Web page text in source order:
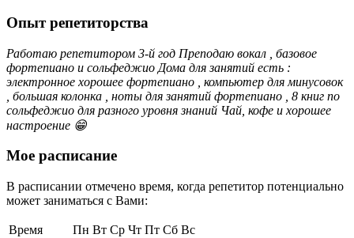
Опыт репетиторства
Работаю репетитором 3-й год Преподаю вокал , базовое
фортепиано и сольфеджио Дома для занятий есть :
электронное хорошее фортепиано , компьютер для минусовок
, большая колонка , ноты для занятий фортепиано , 8 книг по
сольфеджио для разного уровня знаний Чай, кофе и хорошее
настроение 😁
Мое расписание
В расписании отмечено время, когда репетитор потенциально
может заниматься с Вами:
Время Пн Вт Ср Чт Пт Сб Вс